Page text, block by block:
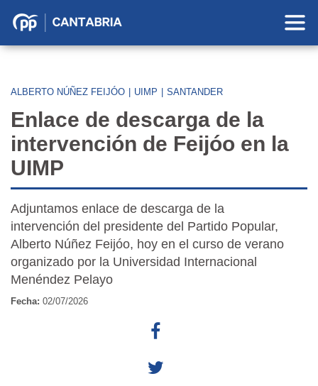
Partido
Cantabria
ALBERTO NÚÑEZ FEIJÓO UIMP SANTANDER
Enlace de descarga de la
intervención de Feijóo en la
UIMP
Adjuntamos enlace de descarga de la
intervención del presidente del Partido Popular,
Alberto Núñez Feijóo, hoy en el curso de verano
organizado por la Universidad Internacional
Menéndez Pelayo
Fecha: 02/07/2026